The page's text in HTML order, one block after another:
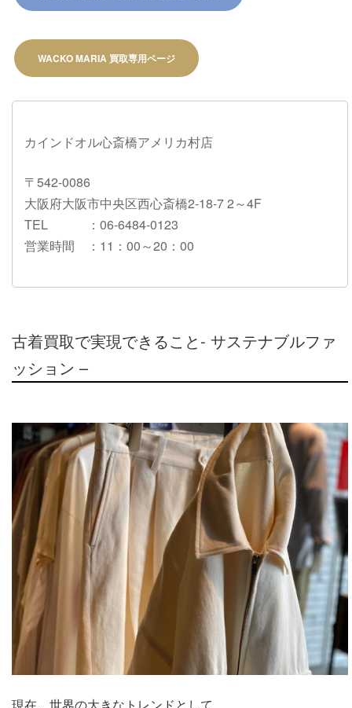
WACKO MARIA 買取専用ページ​
カインドオル心斎橋アメリカ村店
〒542-0086
大阪府大阪市中央区西心斎橋2-18-7 2～4F
TEL
：06-6484-0123
営業時間
：11：00～20：00
古着買取で実現できること- サステナブルファ
ッション –